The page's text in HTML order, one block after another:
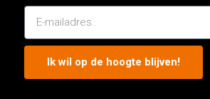
Ik wil op de hoogte blijven!